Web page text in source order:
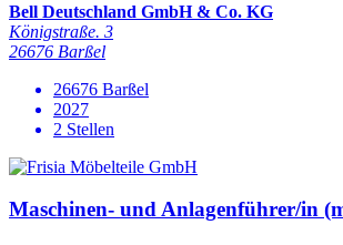
Bell Deutschland GmbH & Co. KG
Königstraße. 3
26676 Barßel
26676 Barßel
2027
2 Stellen
Maschinen- und Anlagenführer/in